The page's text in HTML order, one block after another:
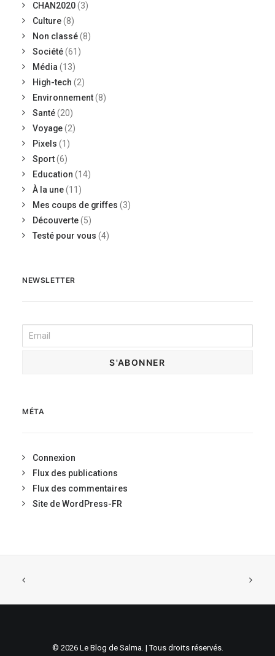
CHAN2020(3)
Culture(8)
Non classé(8)
Société(61)
Média (13)
High-tech (2)
Environnement(8)
Santé(20)
Voyage(2)
Pixels (1)
Sport(6)
Education (14)
À la une(11)
Mes coups de griffes (3)
Découverte(5)
Testé pour vous (4)
NEWSLETTER
MÉTA
Connexion
Flux des publications
Flux des commentaires
Site de WordPress-FR
© 2026 Le Blog de Salma. | Tous droits réservés.